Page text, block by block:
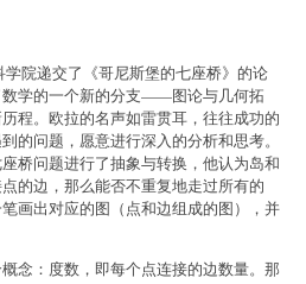
院递交了《哥尼斯堡的七座桥》的论
学的一个新的分支——图论与几何拓
程。欧拉的名声如雷贯耳，往往成功的
的问题，愿意进行深入的分析和思考。
桥问题进行了抽象与转换，他认为岛和
的边，那么能否不重复地走过所有的
画出对应的图（点和边组成的图），并
念：度数，即每个点连接的边数量。那